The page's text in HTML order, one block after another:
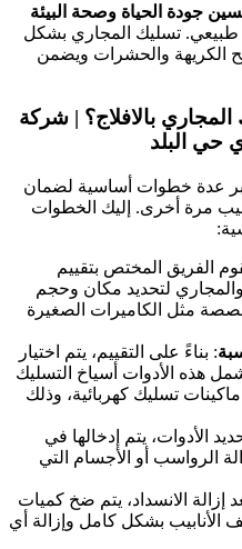
جودة الحياة وصحة البيئة
تسليك المجاري بشكل
الكريهة والحشرات ويضمن
بالافلاج؟ | شركة
حي البلد
عدة خطوات أساسية لضمان
مرة أخرى. إليك الخطوات
الفريق المختص بتقييم
لتحديد مكان وحجم
مثل الكاميرات الصغيرة
: بناءً على التقييم، يتم اختيار
هذه الأدوات أسياخ التسليك
تسليك كهربائية، وذلك
الأدوات، يتم إدخالها في
الرواسب أو الأجسام التي
إزالة الانسداد، يتم ضخ كميات
الأنابيب بشكل كامل وإزالة أي